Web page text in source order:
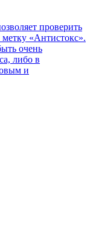
проверить
«Антистокс».
очень
либо в
и